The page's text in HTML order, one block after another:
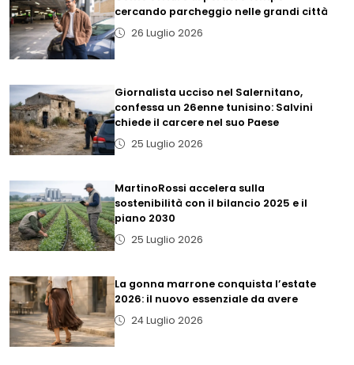
cercando parcheggio nelle grandi città
26 Luglio 2026
Giornalista ucciso nel Salernitano,
confessa un 26enne tunisino: Salvini
chiede il carcere nel suo Paese
25 Luglio 2026
MartinoRossi accelera sulla
sostenibilità con il bilancio 2025 e il
piano 2030
25 Luglio 2026
La gonna marrone conquista l’estate
2026: il nuovo essenziale da avere
24 Luglio 2026